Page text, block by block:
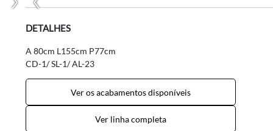
DETALHES
A 80cm L155cm P77cm
CD-1/ SL-1/ AL-23
Ver os acabamentos disponíveis
Ver linha completa